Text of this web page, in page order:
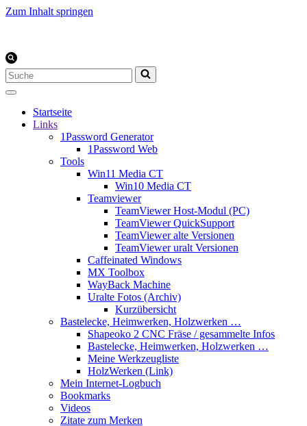
Zum Inhalt springen
Suchen
nach …
Startseite
Links
1Password Generator
1Password Web
Tools
Win11 Media CT
Win10 Media CT
Teamviewer
TeamViewer Host-Modul (PC)
TeamViewer QuickSupport
TeamViewer alte Versionen
TeamViewer uralt Versionen
Caffeinated Windows
MX Toolbox
WayBack Machine
Uralte Fotos (Archiv)
Kurzübersicht
Bastelecke, Heimwerken, Holzwerken …
Shapeoko 2 CNC Fräse / gesammelte Infos
Bastelecke, Heimwerken, Holzwerken …
Meine Werkzeugliste
HolzWerken (Link)
Mein Internet-Logbuch
Bookmarks
Videos
Zitate zum Merken